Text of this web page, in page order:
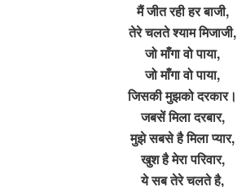
मैं जीत रही हर बाजी,
तेरे चलते श्याम मिजाजी,
जो माँगा वो पाया,
जो माँगा वो पाया,
जिसकी मुझको दरकार।
जबसें मिला दरबार,
मुझे सबसे है मिला प्यार,
खुश है मेरा परिवार,
ये सब तेरे चलते है,